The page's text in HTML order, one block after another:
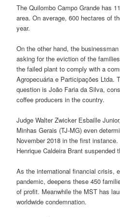
The Quilombo Campo Grande has
area. On average, 600 hectares of
year.
On the other hand, the
asking for the eviction of the
the failed plant to comply with a
Agropecuária e Participações Ltda.
question is João Faria da Silva,
coffee producers in the country.
Judge Walter Zwicker Esbaille
Minhas Gerais (TJ-MG) even
November 2018 in the first
Henrique Caldeira Brant suspended
As the international financial crisis,
pandemic, deepens these 450
of profit. Meanwhile the MST has
worldwide condemnation.